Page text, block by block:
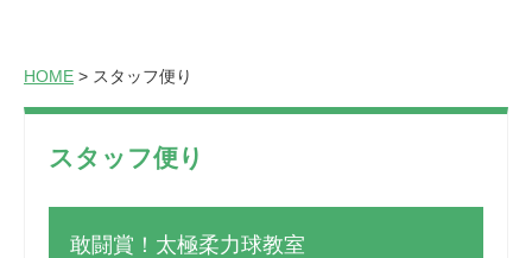
HOME > スタッフ便り
スタッフ便り
敢闘賞！太極柔力球教室